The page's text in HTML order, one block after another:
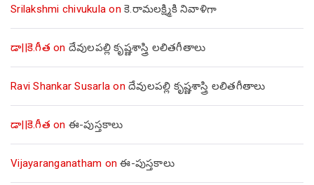
Srilakshmi chivukula on కె.రామలక్ష్మికి నివాళిగా
డా||కె.గీత on దేవులపల్లి కృష్ణశాస్త్రి లలితగీతాలు
Ravi Shankar Susarla on దేవులపల్లి కృష్ణశాస్త్రి లలితగీతాలు
డా||కె.గీత on ఈ-పుస్తకాలు
Vijayaranganatham onఈ-పుస్తకాలు